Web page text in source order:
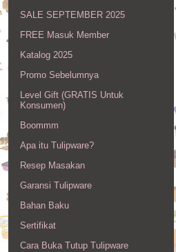
SALE SEPTEMBER 2025
FREE Masuk Member
Katalog 2025
Promo Sebelumnya
Level Gift (GRATIS Untuk
Konsumen)
Boommm
Apa itu Tulipware?
Resep Masakan
Garansi Tulipware
Bahan Baku
Sertifikat
Cara Buka Tutup Tulipware